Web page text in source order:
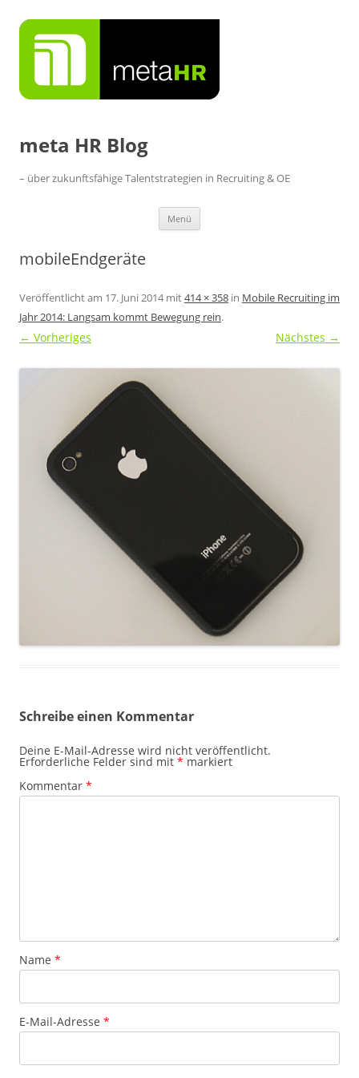
Inhalt
springen
meta HR Blog
– über zukunftsfähige Talentstrategien in Recruiting & OE
Menü
mobileEndgeräte
Veröffentlicht am 17. Juni 2014 mit414 × 358 in Mobile Recruiting im
Jahr 2014: Langsam kommt Bewegung rein.
← Vorheriges Nächstes →
Schreibe einen Kommentar
Deine E-Mail-Adresse wird nicht veröffentlicht.
Erforderliche Felder sind mit * markiert
Kommentar *
Name *
E-Mail-Adresse *